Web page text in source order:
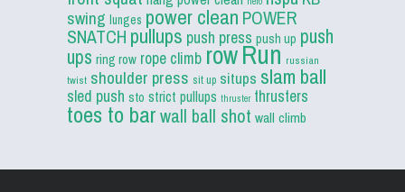
swing lunges power clean POWER
SNATCH pullups push press push up push
ups ring row rope climb rowRun russian
twist shoulder press sit up situps slam ball
sled push sto strict pullups thruster thrusters
toes to barwall ball shot wall climb